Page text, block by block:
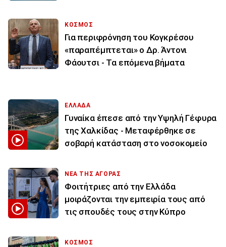
ΚΟΣΜΟΣ
Για περιφρόνηση του Κογκρέσου
«παραπέμπτεται» ο Δρ. Άντονι
Φάουτσι - Τα επόμενα βήματα
ΕΛΛΑΔΑ
Γυναίκα έπεσε από την Υψηλή Γέφυρα
της Χαλκίδας - Μεταφέρθηκε σε
σοβαρή κατάσταση στο νοσοκομείο
ΝΕΑ ΤΗΣ ΑΓΟΡΑΣ
Φοιτήτριες από την Ελλάδα
μοιράζονται την εμπειρία τους από
τις σπουδές τους στην Κύπρο
ΚΟΣΜΟΣ